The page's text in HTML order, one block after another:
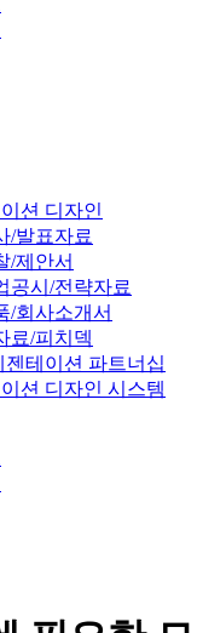
션 디자인
/발표자료
/제안서
공시/전략자료
/회사소개서
료/피치덱
젠테이션 파트너십
션 디자인 시스템